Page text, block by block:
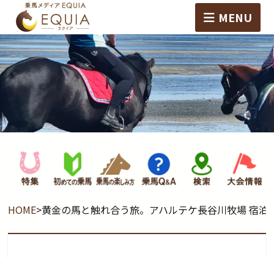
MENU
HOME>黄金の馬と触れ合う旅。アハルテケ長谷川牧場 宿泊